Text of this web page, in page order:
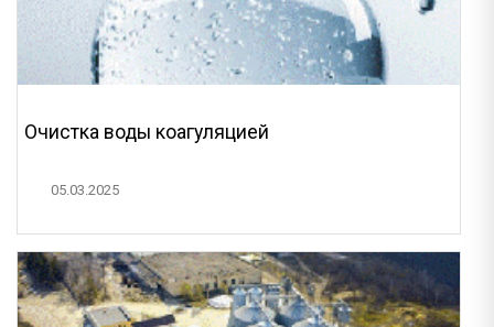
Очистка воды коагуляцией
05.03.2025